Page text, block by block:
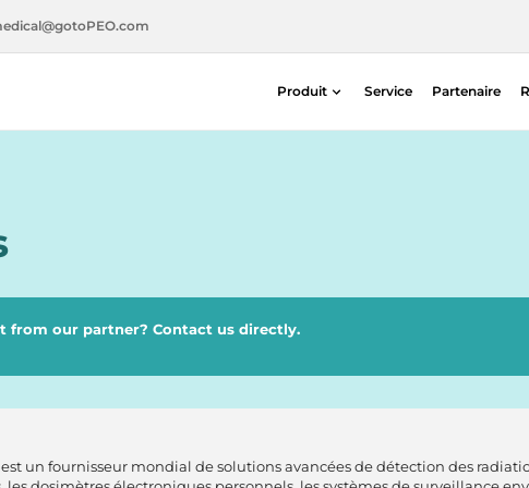
Produit Service Partenaire
from our partner? Contact us directly.
un fournisseur mondial de solutions avancées de détection des